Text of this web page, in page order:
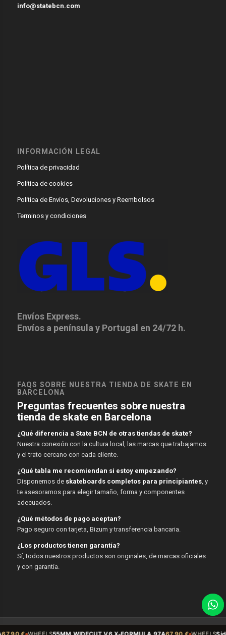
info@statebcn.com
INFORMACIÓN LEGAL
Política de privacidad
Política de cookies
Política de Envíos, Devoluciones y Reembolsos
Terminos y condiciones
Envíos Express.
Envíos a península y Portugal en 24/72 h.
FAQS SOBRE NUESTRA TIENDA DE SKATE EN
BARCELONA
Preguntas frecuentes sobre nuestra
tienda de skate en Barcelona
¿Qué diferencia a State BCN de otras tiendas de skate?
Nuestra conexión con la cultura local, las marcas que trabajamos
y el trato cercano con cada cliente.
¿Qué tabla me recomiendan si estoy empezando?
Disponemos de skateboards completos para principiantes, y
te asesoramos para elegir tamaño, forma y componentes
adecuados.
¿Qué métodos de pago aceptan?
Pago seguro con tarjeta, Bizum y transferencia bancaria.
¿Los productos tienen garantía?
Sí, todos nuestros productos son originales, de marcas oficiales
y con garantía.
© Copyright - State BCN - 2026